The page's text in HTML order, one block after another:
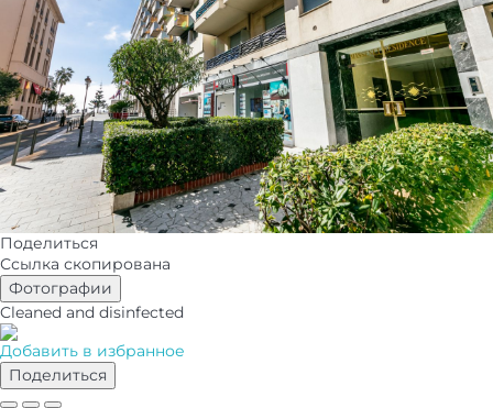
Поделиться
Ссылка скопирована
Фотографии
Cleaned and disinfected
Добавить в избранное
Поделиться